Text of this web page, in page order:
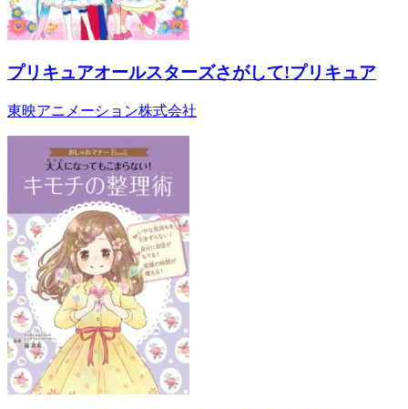
プリキュアオールスターズさがして!プリキュア
東映アニメーション株式会社